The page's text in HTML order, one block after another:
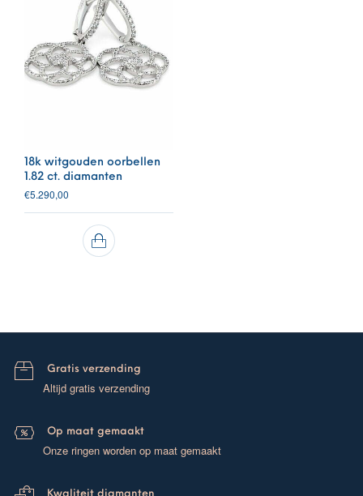
18k witgouden oorbellen
1.82 ct. diamanten
€5.290,00
Gratis verzending
Altijd gratis verzending
Op maat gemaakt
Onze ringen worden op maat gemaakt